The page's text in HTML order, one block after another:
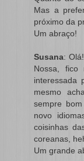
Mas a
próximo da
Um abraço!
Susana:
Nossa,
interessada
mesmo
sempre
novo
coisinhas
coreanas,
Um grande